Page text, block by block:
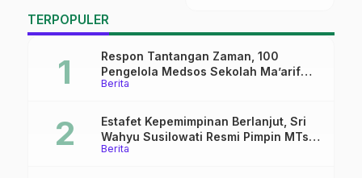
TERPOPULER
Berita
Respon Tantangan Zaman, 100
Pengelola Medsos Sekolah Ma’arif
Pekalongan Ikuti Pelatihan Literasi
Berita
Estafet Kepemimpinan Berlanjut, Sri
Wahyu Susilowati Resmi Pimpin MTs
Ma’arif Sapuran